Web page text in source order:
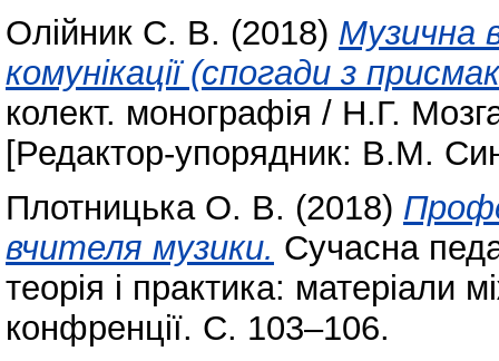
Олійник С. В. (2018) Музична
комунікації (спогади з
колект. монографія / Н.Г.
[Редактор-упорядник: В.М.
Плотницька О. В. (2018)
вчителя музики. Сучасна
теорія і практика: матеріали
конфренції. С. 103–106.